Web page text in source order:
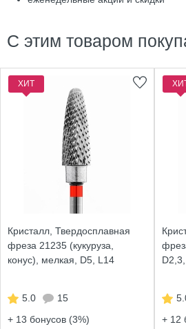
С этим товаром
ХИТ
Кристалл, Твердосплавная
фреза 21235 (кукуруза,
конус), мелкая, D5, L14
5.0
15
+ 13 бонусов (3%)
+ 12